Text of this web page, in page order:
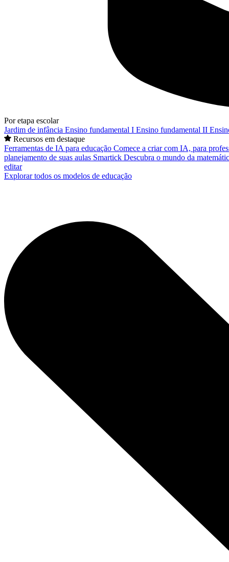
Por etapa escolar
Jardim de infância Ensino fundamental I Ensino fundamental II
Recursos em destaque
Ferramentas de IA para educação Comece a criar com IA, para
planejamento de suas aulas Smartick Descubra o mundo da
editar
Explorar todos os modelos de educação